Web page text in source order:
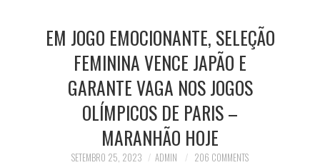
CONTATO
EM JOGO EMOCIONANTE, SELEÇÃO
FEMININA VENCE JAPÃO E
GARANTE VAGA NOS JOGOS
OLÍMPICOS DE PARIS –
MARANHÃO HOJE
SETEMBRO 25, 2023 ADMIN 206 COMMENTS